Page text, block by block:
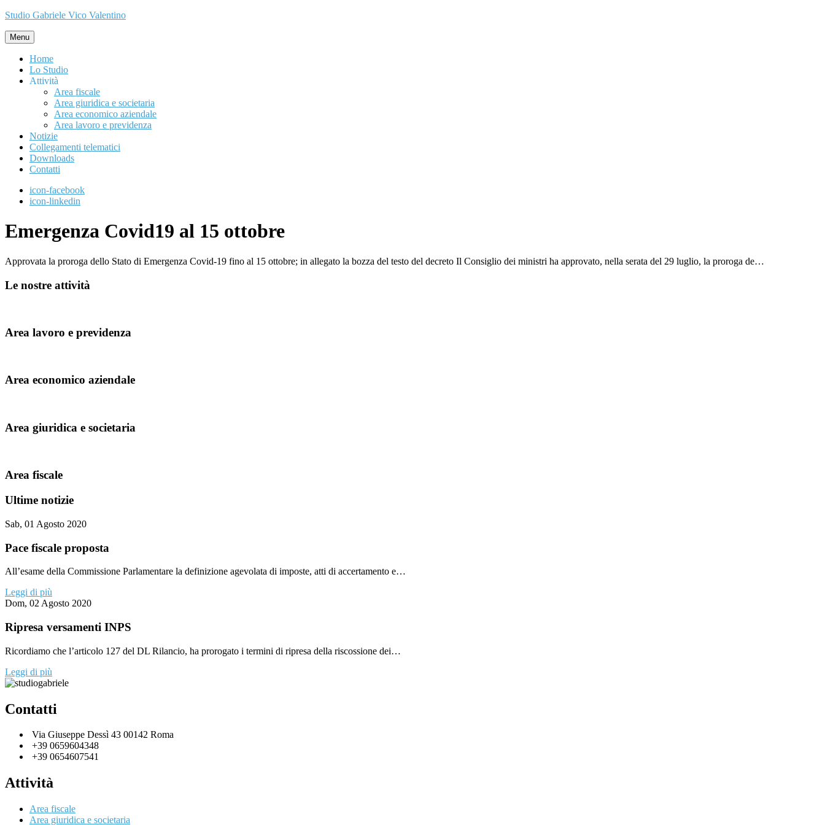
Studio Gabriele Vico Valentino
Menu
Home
Lo Studio
Attività
Area fiscale
Area giuridica e societaria
Area economico aziendale
Area lavoro e previdenza
Notizie
Collegamenti telematici
Downloads
Contatti
icon-facebook
icon-linkedin
Emergenza Covid19 al 15 ottobre
Approvata la proroga dello Stato di Emergenza Covid-19 fino al 15 ottobre; in allegato la bozza del testo del decreto Il Consiglio dei ministri ha approvato, nella serata del 29 luglio, la proroga de…
Le nostre attività
Area lavoro e previdenza
Area economico aziendale
Area giuridica e societaria
Area fiscale
Ultime notizie
Sab, 01 Agosto 2020
Pace fiscale proposta
All’esame della Commissione Parlamentare la definizione agevolata di imposte, atti di accertamento e…
Leggi di più
Dom, 02 Agosto 2020
Ripresa versamenti INPS
Ricordiamo che l’articolo 127 del DL Rilancio, ha prorogato i termini di ripresa della riscossione dei…
Leggi di più
Contatti
Via Giuseppe Dessì 43 00142 Roma
+39 0659604348
+39 0654607541
Attività
Area fiscale
Area giuridica e societaria